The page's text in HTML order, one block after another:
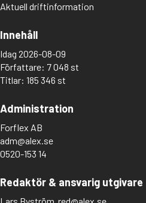
Aktuell driftinformation
Innehåll
Idag 2026-08-09
Författare: 7 048 st
Titlar: 185 346 st
Administration
Forflex AB
adm@alex.se
0520-153 14
Redaktör & ansvarig utgivare